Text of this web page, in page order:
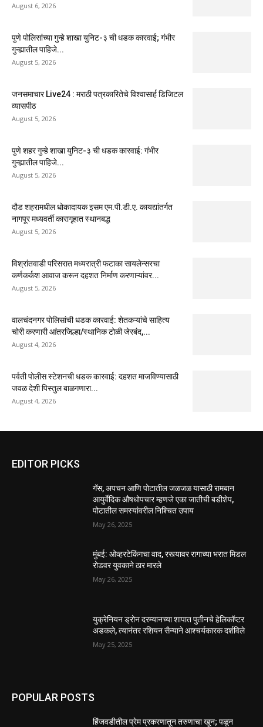
August 6, 2026
पुणे पोलिसांच्या गुन्हे शाखा युनिट-३ ची धडक कारवाई; गंभीर
गुन्ह्यातील पाहिजे...
August 5, 2026
जनसमाचार Live24 : मराठी पत्रकारितेचे विश्वासार्ह डिजिटल
व्यासपीठ
August 5, 2026
पुणे शहर गुन्हे शाखा युनिट-३ ची धडक कारवाई: गंभीर
गुन्ह्यातील पाहिजे...
August 5, 2026
दौड शहरामधील धोकादायक इसम एम.पी.डी.ए. कायद्यांतर्गत
नागपूर मध्यवर्ती कारागृहात स्थानबद्ध
August 5, 2026
विश्रांतवाडी परिसरात मध्यरात्री फटाका सायलेन्सरचा
कर्णकर्कश आवाज करून दहशत निर्माण करणाऱ्यांवर...
August 5, 2026
वालचंदनगर पोलिसांची धडक कारवाई: शेतकऱ्यांचे साहित्य
चोरी करणारी आंतरजिल्हा/स्थानिक टोळी जेरबंद,...
August 4, 2026
पर्वती पोलीस स्टेशनची धडक कारवाई: दहशत माजविण्यासाठी
जवळ देशी पिस्तुल बाळगणारा...
August 4, 2026
EDITOR PICKS
गॅस, अपचन आणि पोटातील जळजळ यासाठी रामबान
आयुर्वेदिक औषधोपचार म्हणजे एका जातीची बडीशेप,
पोटातील समस्यांवरील निश्चित उपाय
May 26, 2025
मुंबई: ओव्हरटेकिंगचा वाद, रस्त्यावर रागाच्या भरात मिडल
रोडवर युवकाने ठार मारले
May 26, 2025
युक्रेनियन ड्रोन दरम्यानच्या शापात पुतीनचे हेलिकॉप्टर
अडकले, त्यानंतर रशियन सैन्याने आश्चर्यकारक दर्शविले
May 25, 2025
POPULAR POSTS
हिंजवडीतील प्रेम प्रकरणातून तरुणाचा खून; पळून